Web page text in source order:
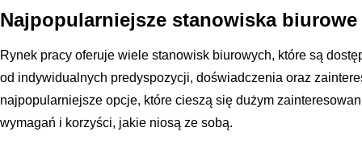
Najpopularniejsze stanowiska
Rynek pracy oferuje wiele stanowisk biurowych, które są
od indywidualnych predyspozycji, doświadczenia oraz
najpopularniejsze opcje, które cieszą się dużym
wymagań i korzyści, jakie niosą ze sobą.